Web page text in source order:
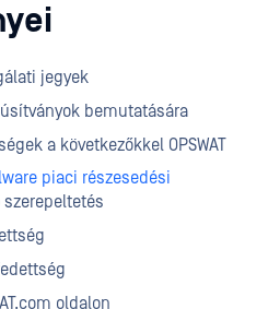
jegyek
bemutatására
a következőkkel OPSWAT
piaci részesedési
szerepeltetés
oldalon